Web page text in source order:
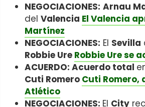
NEGOCIACIONES: Arnau
del Valencia El Valencia
Martínez
NEGOCIACIONES: El Sevilla
Robbie Ure Robbie Ure se
ACUERDO: Acuerdo total
Cuti Romero Cuti Romero,
Atlético
NEGOCIACIONES: El City